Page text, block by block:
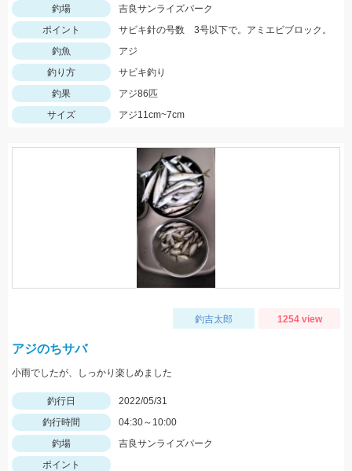
釣場
吉良サンライズパーク
ポイント
サビキ針の号数 3号以下で。アミエビブロック。
釣魚
アジ
釣り方
サビキ釣り
釣果
アジ86匹
サイズ
アジ11cm~7cm
釣吉太郎 1254 view
アジのちサバ
小雨でしたが、しっかり楽しめました
釣行日
2022/05/31
釣行時間
04:30～10:00
釣場
吉良サンライズパーク
ポイント